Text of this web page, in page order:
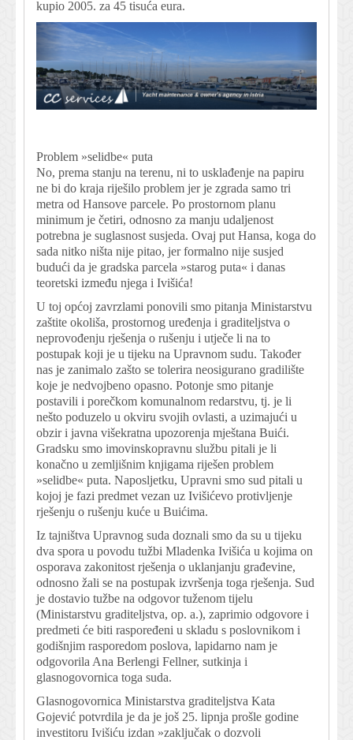
kupio 2005. za 45 tisuća eura.
Problem »selidbe« puta
No, prema stanju na terenu, ni to usklađenje na papiru
ne bi do kraja riješilo problem jer je zgrada samo tri
metra od Hansove parcele. Po prostornom planu
minimum je četiri, odnosno za manju udaljenost
potrebna je suglasnost susjeda. Ovaj put Hansa, koga do
sada nitko ništa nije pitao, jer formalno nije susjed
budući da je gradska parcela »starog puta« i danas
teoretski između njega i Ivišića!
U toj općoj zavrzlami ponovili smo pitanja Ministarstvu
zaštite okoliša, prostornog uređenja i graditeljstva o
neprovođenju rješenja o rušenju i utječe li na to
postupak koji je u tijeku na Upravnom sudu. Također
nas je zanimalo zašto se tolerira neosigurano gradilište
koje je nedvojbeno opasno. Potonje smo pitanje
postavili i porečkom komunalnom redarstvu, tj. je li
nešto poduzelo u okviru svojih ovlasti, a uzimajući u
obzir i javna višekratna upozorenja mještana Buići.
Gradsku smo imovinskopravnu službu pitali je li
konačno u zemljišnim knjigama riješen problem
»selidbe« puta. Naposljetku, Upravni smo sud pitali u
kojoj je fazi predmet vezan uz Ivišićevo protivljenje
rješenju o rušenju kuće u Buićima.
Iz tajništva Upravnog suda doznali smo da su u tijeku
dva spora u povodu tužbi Mladenka Ivišića u kojima on
osporava zakonitost rješenja o uklanjanju građevine,
odnosno žali se na postupak izvršenja toga rješenja. Sud
je dostavio tužbe na odgovor tuženom tijelu
(Ministarstvu graditeljstva, op. a.), zaprimio odgovore i
predmeti će biti raspoređeni u skladu s poslovnikom i
godišnjim rasporedom poslova, lapidarno nam je
odgovorila Ana Berlengi Fellner, sutkinja i
glasnogovornica toga suda.
Glasnogovornica Ministarstva graditeljstva Kata
Gojević potvrdila je da je još 25. lipnja prošle godine
investitoru Ivišiću izdan »zaključak o dozvoli